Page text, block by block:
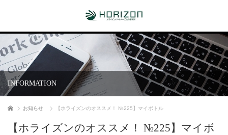
INFORMATION
ホーム お知らせ 【ホライズンのオススメ！ №225】マイボトル
【ホライズンのオススメ！ №225】マイボ